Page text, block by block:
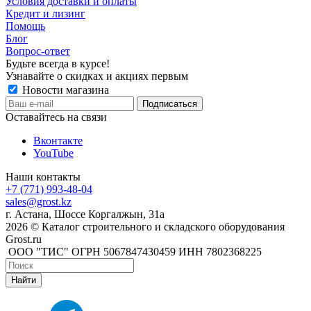
Кредит и лизинг
Помощь
Блог
Вопрос-ответ
Будьте всегда в курсе!
Узнавайте о скидках и акциях первым
Новости магазина
Оставайтесь на связи
Вконтакте
YouTube
Наши контакты
+7 (771) 993-48-04
sales@grost.kz
г. Астана, Шоссе Коргалжын, 31а
2026 © Каталог строительного и складского оборудования
Grost.ru
ООО "ТИС" ОГРН 5067847430459 ИНН 7802368225
Найти